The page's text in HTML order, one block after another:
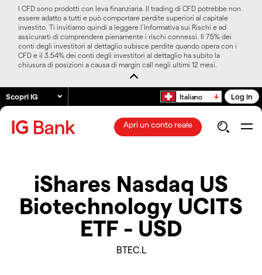
I CFD sono prodotti con leva finanziaria. Il trading di CFD potrebbe non
essere adatto a tutti e può comportare perdite superiori al capitale
investito. Ti invitiamo quindi a leggere l’Informativa sui Rischi e ad
assicurarti di comprendere pienamente i rischi connessi. Il 75% dei
conti degli investitori al dettaglio subisce perdite quando opera con i
CFD e il 3.54% dei conti degli investitori al dettaglio ha subito la
chiusura di posizioni a causa di margin call negli ultimi 12 mesi.
Scopri IG Italiano Log in
Apri un conto reale
iShares Nasdaq US
Biotechnology UCITS
ETF - USD
BTEC.L